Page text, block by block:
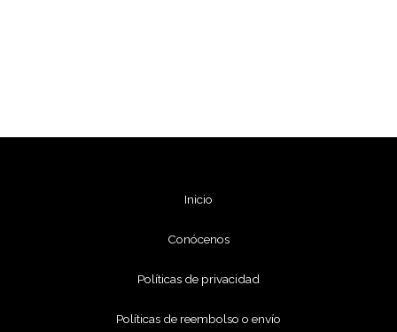
Inicio
Conócenos
Políticas de privacidad
Políticas de reembolso o envío